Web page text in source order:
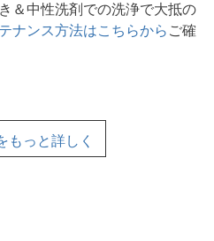
＆中性洗剤での洗浄で大抵の
ナンス方法はこちらから ご確
もっと詳しく